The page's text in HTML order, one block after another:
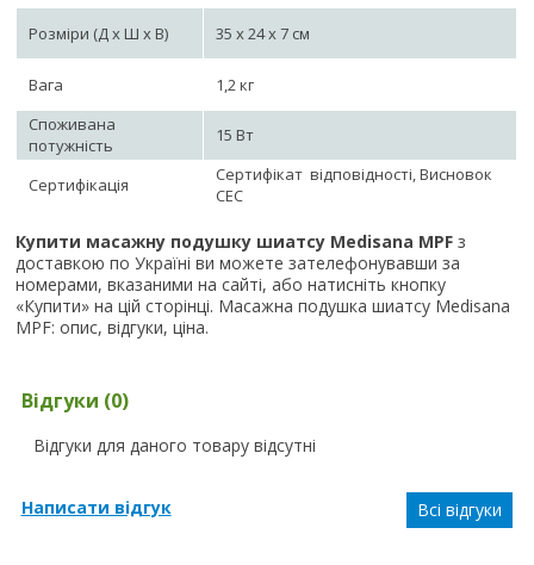
Розміри (Д х Ш х В) 35 х 24 х 7 см
Вага
1,2 кг
Споживана
потужність
15 Вт
Сертифікація
Сертифікат відповідності, Висновок
СЕС
Купити масажну подушку шиатсу Medisana MPF з
доставкою по Україні ви можете зателефонувавши за
номерами, вказаними на сайті, або натисніть кнопку
«Купити» на цій сторінці. Масажна подушка шиатсу Medisana
MPF: опис, відгуки, ціна.
Відгуки (0)
Відгуки для даного товару відсутні
Написати відгук Всі відгуки